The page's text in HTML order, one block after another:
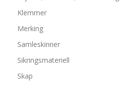
Klemmer
Merking
Samleskinner
Sikringsmateriell
Skap